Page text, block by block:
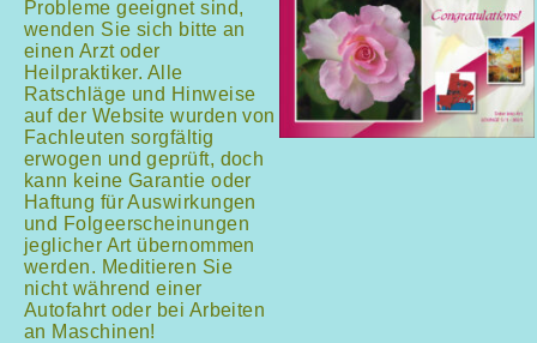
Probleme geeignet sind,
wenden Sie sich bitte an
einen Arzt oder
Heilpraktiker. Alle
Ratschläge und Hinweise
auf der Website wurden von
Fachleuten sorgfältig
erwogen und geprüft, doch
kann keine Garantie oder
Haftung für Auswirkungen
und Folgeerscheinungen
jeglicher Art übernommen
werden. Meditieren Sie
nicht während einer
Autofahrt oder bei Arbeiten
an Maschinen!